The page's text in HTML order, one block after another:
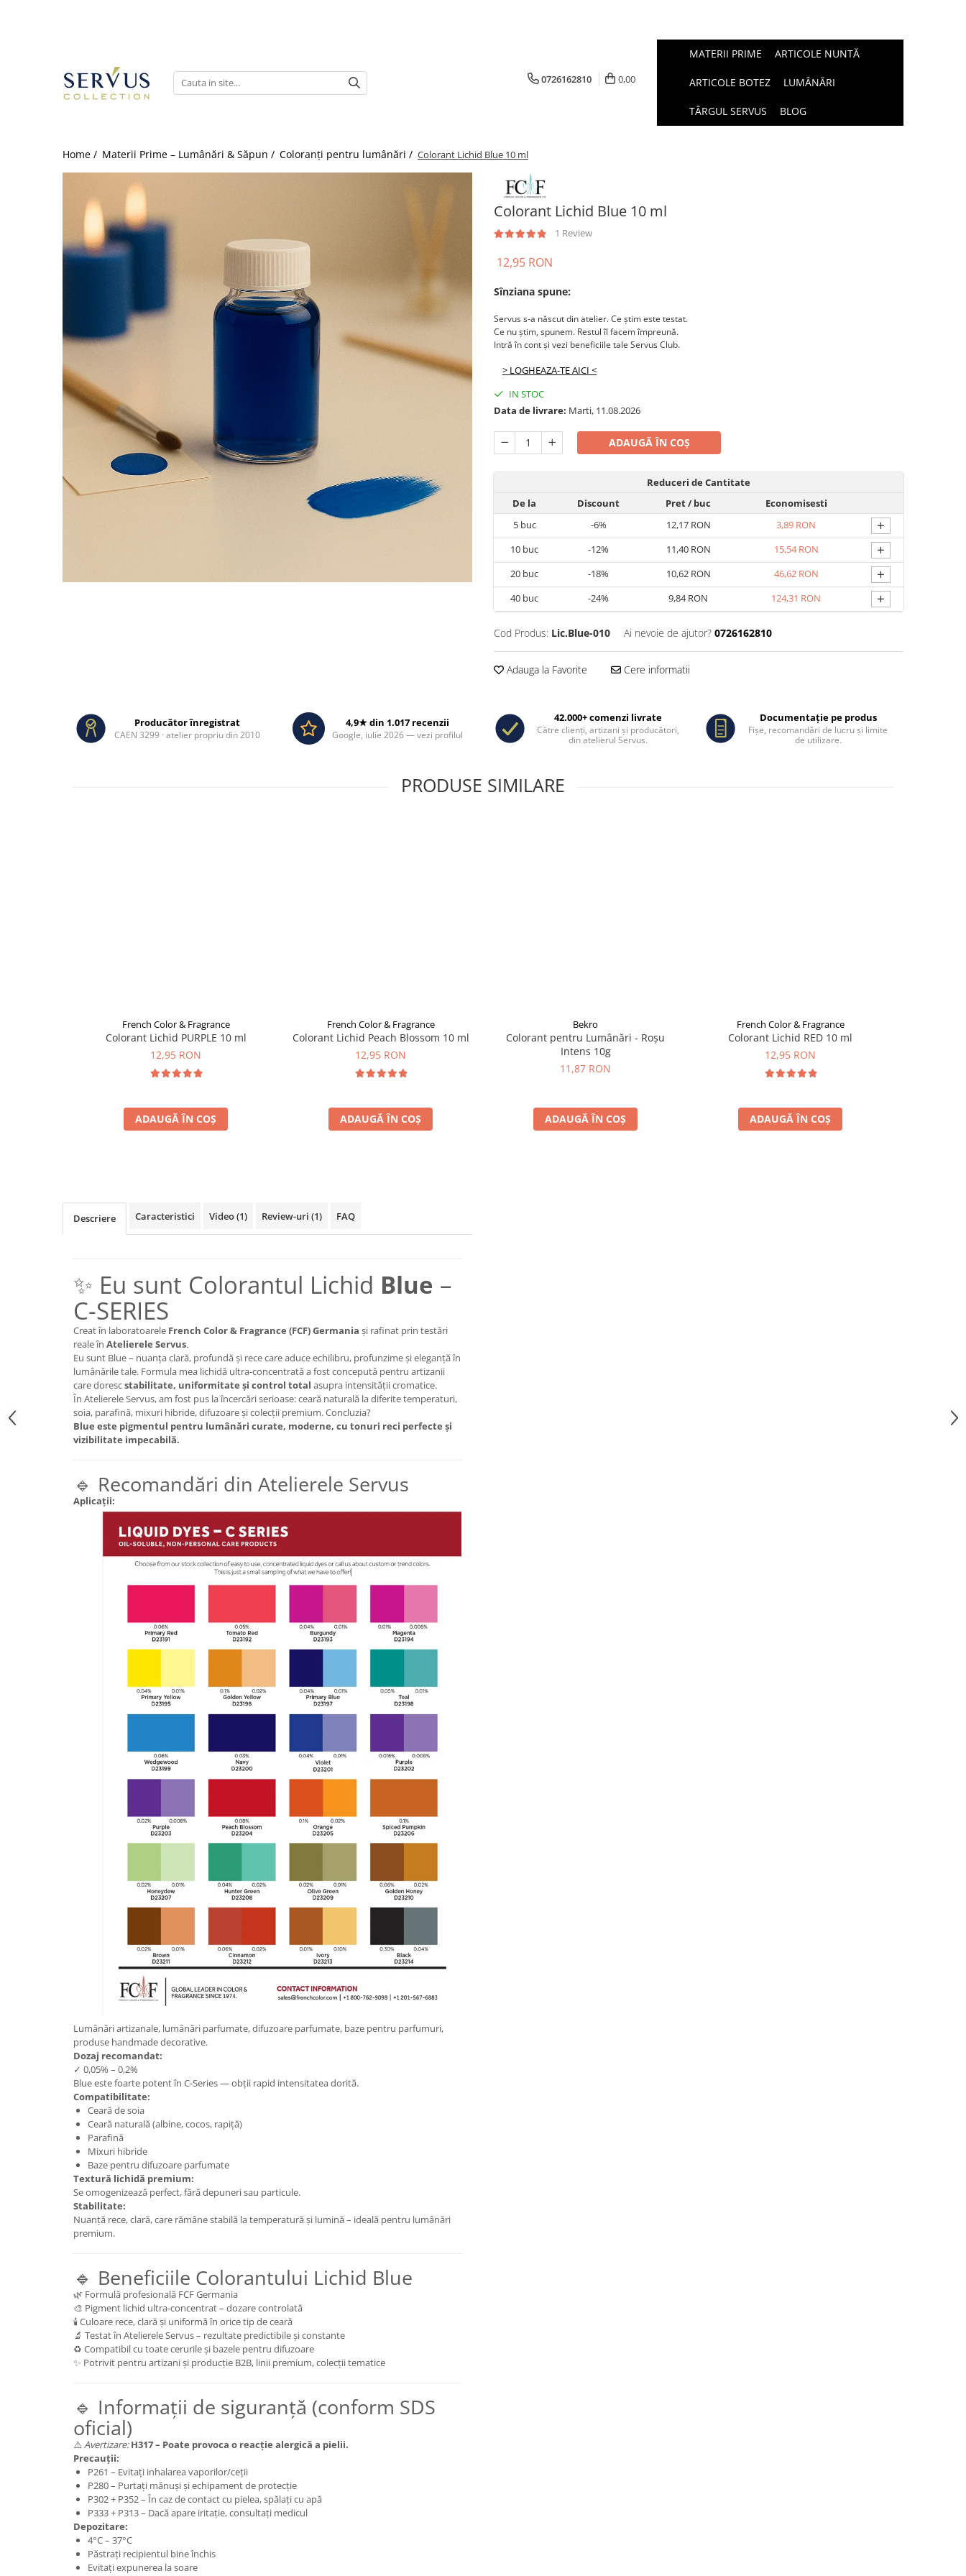
0726162810 0,00
MATERII PRIME ARTICOLE NUNTĂ
ARTICOLE BOTEZ LUMÂNĂRI
TÂRGUL SERVUS BLOG
Home / Materii Prime – Lumânări & Săpun / Coloranți pentru lumânări / Colorant Lichid Blue 10 ml
Colorant Lichid Blue 10 ml
1 Review
12,95 RON
Sînziana spune:
Servus s-a născut din atelier. Ce știm este testat.
Ce nu știm, spunem. Restul îl facem împreună.
Intră în cont și vezi beneficiile tale Servus Club.
> LOGHEAZA-TE AICI <
IN STOC
Data de livrare: Marti, 11.08.2026
ADAUGĂ ÎN COȘ
Reduceri de Cantitate
De la
Discount Pret/ buc
Economisesti
5buc -6% 12,17 RON 3,89 RON +
10 buc -12% 11,40 RON 15,54 RON +
20 buc -18% 10,62 RON 46,62 RON +
40 buc -24% 9,84 RON 124,31 RON +
Cod Produs: Lic.Blue-010 Ai nevoie de ajutor? 0726162810
Adauga la Favorite Cere informatii
Producător înregistrat
CAEN 3299 · atelier propriu din 2010
4,9★ din 1.017 recenzii
Google, iulie 2026 — vezi profilul
42.000+ comenzi livrate
Către clienți, artizani și producători,
din atelierul Servus.
Documentație pe produs
Fișe, recomandări de lucru și limite
de utilizare.
PRODUSE SIMILARE
French Color & Fragrance
Colorant Lichid PURPLE 10 ml
12,95 RON
ADAUGĂ ÎN COȘ
French Color & Fragrance
Colorant Lichid Peach Blossom 10 ml
12,95 RON
ADAUGĂ ÎN COȘ
Bekro
Colorant pentru Lumânări - Roșu
Intens 10g
11,87 RON
ADAUGĂ ÎN COȘ
French Color & Fragrance
Colorant Lichid RED 10 ml
12,95 RON
ADAUGĂ ÎN COȘ
Descriere Caracteristici Video(1) Review-uri (1) FAQ
✨ Eu sunt Colorantul Lichid Blue –
C-SERIES
Creat în laboratoarele French Color & Fragrance (FCF) Germania și rafinat prin testări
reale în Atelierele Servus.
Eu sunt Blue – nuanța clară, profundă și rece care aduce echilibru, profunzime și eleganță în
lumânările tale. Formula mea lichidă ultra-concentrată a fost concepută pentru artizanii
care dorescstabilitate, uniformitate și control total asupra intensității cromatice.
În Atelierele Servus, am fost pus la încercări serioase: ceară naturală la diferite temperaturi,
soia, parafină, mixuri hibride, difuzoare și colecții premium. Concluzia?
Blue este pigmentul pentru lumânări curate, moderne, cu tonuri reci perfecte și
vizibilitate impecabilă.
🔹 Recomandări din Atelierele Servus
Aplicații:
Lumânări artizanale, lumânări parfumate, difuzoare parfumate, baze pentru parfumuri,
produse handmade decorative.
Dozaj recomandat:
✓ 0,05% – 0,2%
Blue este foarte potent în C-Series — obții rapid intensitatea dorită.
Compatibilitate:
Ceară de soia
Ceară naturală (albine, cocos, rapiță)
Parafină
Mixuri hibride
Baze pentru difuzoare parfumate
Textură lichidă premium:
Se omogenizează perfect, fără depuneri sau particule.
Stabilitate:
Nuanță rece, clară, care rămâne stabilă la temperatură și lumină – ideală pentru lumânări
premium.
🔹 Beneficiile Colorantului Lichid Blue
🌿 Formulă profesională FCF Germania
🎨 Pigment lichid ultra-concentrat – dozare controlată
🕯️ Culoare rece, clară și uniformă în orice tip de ceară
🔬 Testat în Atelierele Servus – rezultate predictibile și constante
♻️ Compatibil cu toate cerurile și bazele pentru difuzoare
✨ Potrivit pentru artizani și producție B2B, linii premium, colecții tematice
🔹 Informații de siguranță (conform SDS
oficial)
⚠️Avertizare: H317 – Poate provoca o reacție alergică a pielii.
Precauții:
P261 – Evitați inhalarea vaporilor/ceții
P280 – Purtați mănuși și echipament de protecție
P302 + P352 – În caz de contact cu pielea, spălați cu apă
P333 + P313 – Dacă apare iritație, consultați medicul
Depozitare:
4°C – 37°C
Păstrați recipientul bine închis
Evitați expunerea la soare